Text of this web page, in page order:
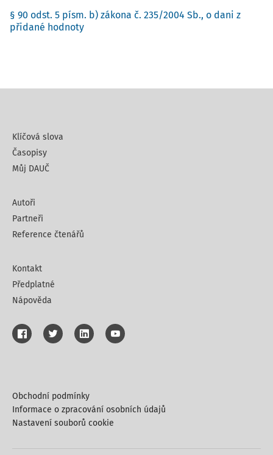
§ 90 odst. 5 písm. b) zákona č. 235/2004 Sb., o dani z
přidané hodnoty
Klíčová slova
Časopisy
Můj DAUČ
Autoři
Partneři
Reference čtenářů
Kontakt
Předplatné
Nápověda
Obchodní podmínky
Informace o zpracování osobních údajů
Nastavení souborů cookie